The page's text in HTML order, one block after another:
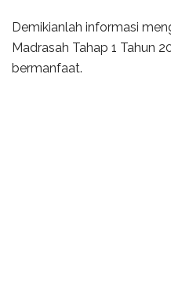
Demikianlah informasi
Madrasah Tahap 1 Tahun
bermanfaat.